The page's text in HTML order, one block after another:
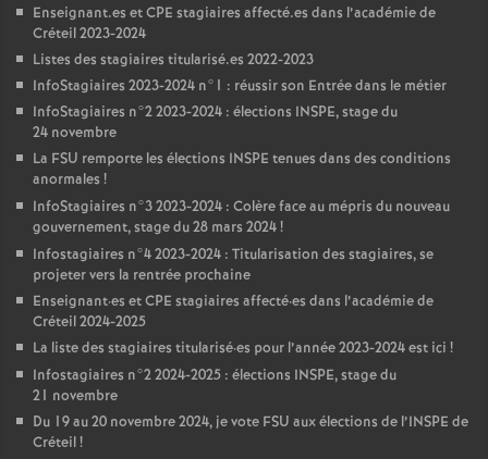
Enseignant.es etCPE stagiaires affecté.es dans l’académie de
Créteil 2023-2024
Listes des stagiaires titularisé.es 2022-2023
InfoStagiaires 2023-2024 n°1 : réussir son Entrée dans le métier
InfoStagiaires n°2 2023-2024 : élections INSPE, stage du
24 novembre
La FSU remporte les élections INSPE tenues dans des conditions
anormales !
InfoStagiaires n°3 2023-2024 : Colère face au mépris du nouveau
gouvernement, stage du 28 mars 2024!
Infostagiaires n°4 2023-2024 : Titularisation des stagiaires, se
projeter vers la rentrée prochaine
Enseignant·es etCPE stagiaires affecté·es dans l’académie de
Créteil 2024-2025
La liste des stagiaires titularisé·es pour l’année 2023-2024 est ici !
Infostagiaires n°2 2024-2025 : élections INSPE, stage du
21 novembre
Du 19 au 20 novembre 2024, je vote FSU aux élections de l’INSPE de
Créteil!